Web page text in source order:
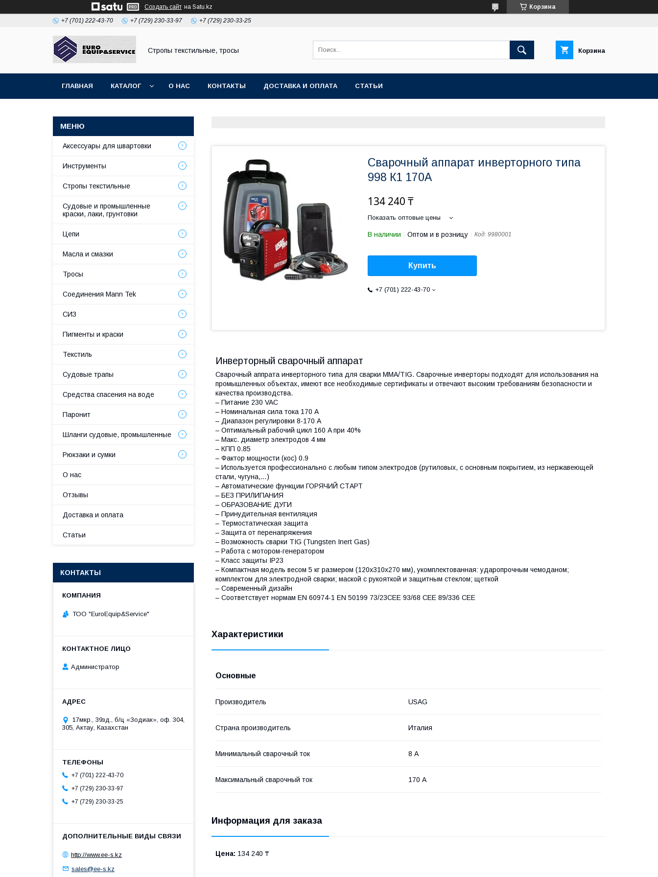
Создать сайт на Satu.kz Корзина
+7 (701) 222-43-70 +7 (729) 230-33-97 +7 (729) 230-33-25
Стропы текстильные, тросы Корзина
ГЛАВНАЯ КАТАЛОГ О НАС КОНТАКТЫ ДОСТАВКА И ОПЛАТА СТАТЬИ
Сварочный аппарат инверторного типа
998 К1 170А
134 240 ₸
Показать оптовые цены
В наличии Оптом и в розницу Код: 9980001
Купить
+7 (701) 222-43-70
Инверторный сварочный аппарат
Сварочный аппрата инверторного типа для сварки MMA/TIG. Сварочные инверторы подходят для использования на
промышленных объектах, имеют все необходимые сертификаты и отвечают высоким требованиям безопасности и
качества производства.
– Питание 230 VAC
– Номинальная сила тока 170 A
– Диапазон регулировки 8-170 A
– Оптимальный рабочий цикл 160 A при 40%
– Макс. диаметр электродов 4 мм
– КПП 0.85
– Фактор мощности (кос) 0.9
– Используется профессионально с любым типом электродов (рутиловых, с основным покрытием, из нержавеющей
стали, чугуна,…)
– Автоматические функции ГОРЯЧИЙ СТАРТ
– БЕЗ ПРИЛИПАНИЯ
– ОБРАЗОВАНИЕ ДУГИ
– Принудительная вентиляция
– Термостатическая защита
– Защита от перенапряжения
– Возможность сварки TIG (Tungsten Inert Gas)
– Работа с мотором-генератором
– Класс защиты IP23
– Компактная модель весом 5 кг размером (120x310x270 мм), укомплектованная: ударопрочным чемоданом;
комплектом для электродной сварки; маской с рукояткой и защитным стеклом; щеткой
– Современный дизайн
– Соответствует нормам EN 60974-1 EN 50199 73/23CEE 93/68 CEE 89/336 CEE
Характеристики
Основные
Производитель USAG
Страна производитель Италия
Минимальный сварочный ток 8 А
Максимальный сварочный ток 170 А
Информация для заказа
Цена: 134 240 ₸
Аксессуары для швартовки
Инструменты
Стропы текстильные
Судовые и промышленные
краски, лаки, грунтовки
Цепи
Масла и смазки
Тросы
Соединения Mann Tek
СИЗ
Пигменты и краски
Текстиль
Судовые трапы
Средства спасения на воде
Паронит
Шланги судовые, промышленные
Рюкзаки и сумки
О нас
Отзывы
Доставка и оплата
Статьи
КОНТАКТЫ
ТОО "ЕurоЕquip&Sеrviсе"
Администратор
17мкр., 39зд., б/ц «Зодиак», оф. 304,
305, Актау, Казахстан
+7 (701) 222-43-70
+7 (729) 230-33-97
+7 (729) 230-33-25
http://www.ee-s.kz
sales@ee-s.kz